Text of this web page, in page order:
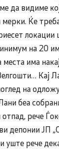
да видиме
мерки. Ќе
локации
на 20
има
Кај
на
беа
рече
депонии ЈП
уште рече